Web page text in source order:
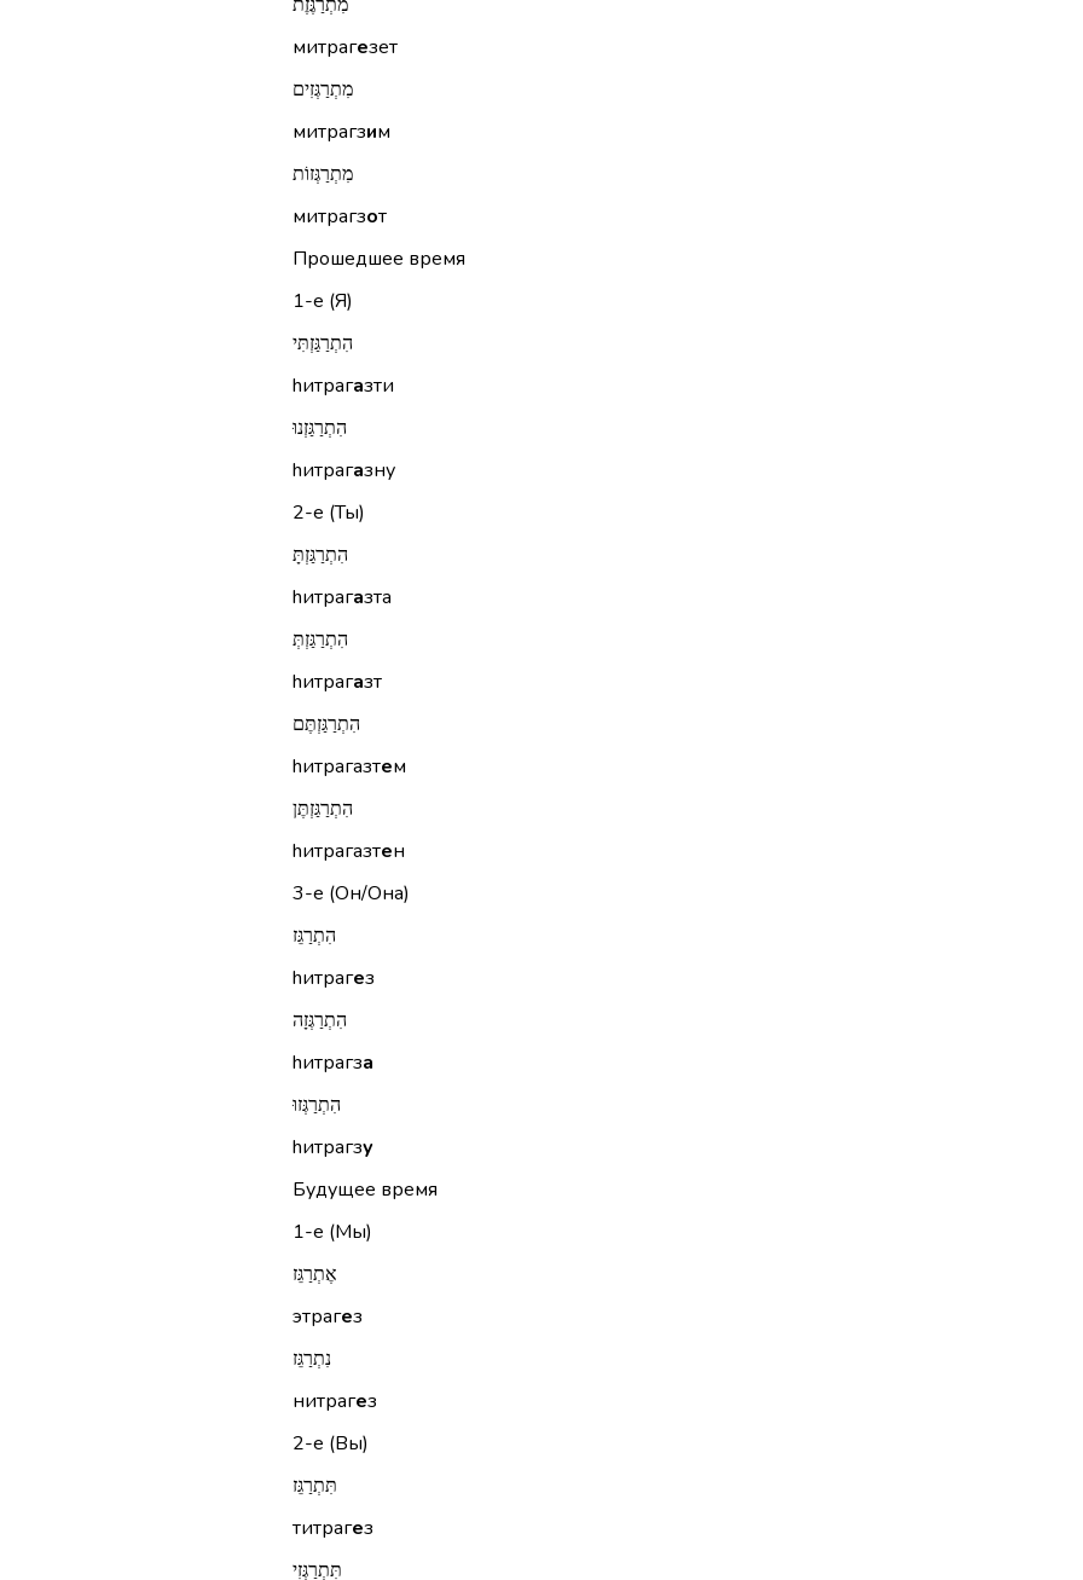
митрагезет
מִתְרַגְּזִים
митрагзим
מִתְרַגְּזוֹת
митрагзот
Прошедшее время
1-е (Я)
הִתְרַגַּזְתִּי
hитрагазти
הִתְרַגַּזְנוּ
hитрагазну
2-е (Ты)
הִתְרַגַּזְתָּ
hитрагазта
הִתְרַגַּזְתְּ
hитрагазт
הִתְרַגַּזְתֶּם
hитрагазтем
הִתְרַגַּזְתֶּן
hитрагазтен
3-е (Он/Она)
הִתְרַגֵּז
hитрагез
הִתְרַגְּזָה
hитрагза
הִתְרַגְּזוּ
hитрагзу
Будущее время
1-е (Мы)
אֶתְרַגֵּז
этрагез
נִתְרַגֵּז
нитрагез
2-е (Вы)
תִּתְרַגֵּז
титрагез
תִּתְרַגְּזִי